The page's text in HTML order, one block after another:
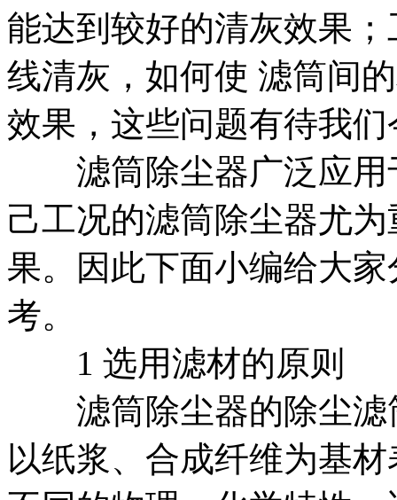
能达到较好的清灰效果
线清灰，如何使 滤筒间
效果，这些问题有待我
滤筒除尘器广泛应用
己工况的滤筒除尘器尤
果。因此下面小编给大
考。
1 选用滤材的原则
滤筒除尘器的除尘滤
以纸浆、合成纤维为基